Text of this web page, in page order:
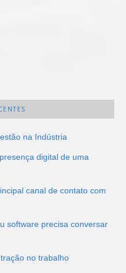
na Indústria
digital de uma
canal de contato com
software precisa conversar
no trabalho